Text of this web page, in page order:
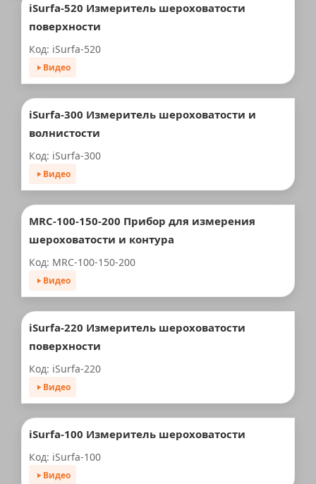
iSurfa-520 Измеритель шероховатости
поверхности
Код: iSurfa-520
Видео
iSurfa-300 Измеритель шероховатости и
волнистости
Код: iSurfa-300
Видео
MRC-100-150-200 Прибор для измерения
шероховатости и контура
Код: MRC-100-150-200
Видео
iSurfa-220 Измеритель шероховатости
поверхности
Код: iSurfa-220
Видео
iSurfa-100 Измеритель шероховатости
Код: iSurfa-100
Видео